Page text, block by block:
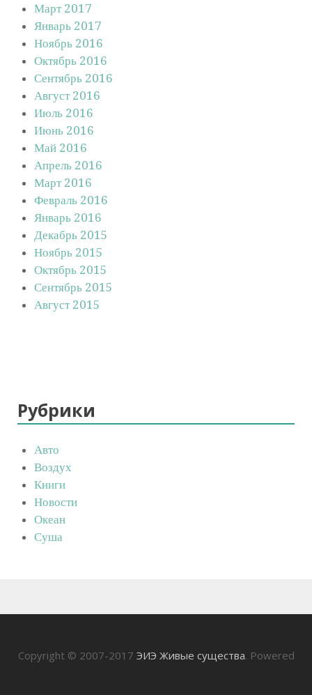
Март 2017
Январь 2017
Ноябрь 2016
Октябрь 2016
Сентябрь 2016
Август 2016
Июль 2016
Июнь 2016
Май 2016
Апрель 2016
Март 2016
Февраль 2016
Январь 2016
Декабрь 2015
Ноябрь 2015
Октябрь 2015
Сентябрь 2015
Август 2015
Рубрики
Авто
Воздух
Книги
Новости
Океан
Суша
Copyright © 2007-2017 ЭИЭ Живые существа. Powered